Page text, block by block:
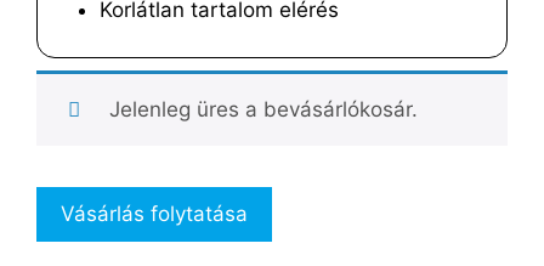
Korlátlan tartalom elérés
Jelenleg üres a bevásárlókosár.
Vásárlás folytatása